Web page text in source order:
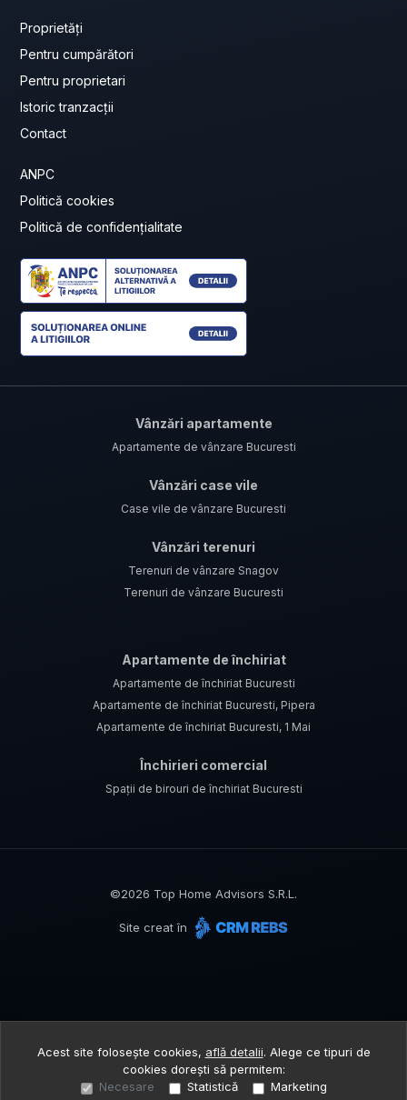
Proprietăți
Pentru cumpărători
Pentru proprietari
Istoric tranzacții
Contact
ANPC
Politică cookies
Politică de confidențialitate
Vânzări apartamente
Apartamente de vânzare Bucuresti
Vânzări case vile
Case vile de vânzare Bucuresti
Vânzări terenuri
Terenuri de vânzare Snagov
Terenuri de vânzare Bucuresti
Apartamente de închiriat
Apartamente de închiriat Bucuresti
Apartamente de închiriat Bucuresti, Pipera
Apartamente de închiriat Bucuresti, 1 Mai
Închirieri comercial
Spații de birouri de închiriat Bucuresti
©2026 Top Home Advisors S.R.L.
Site creat în
Acest site folosește cookies, află detalii. Alege ce tipuri de
cookies dorești să permitem:
Necesare
Statistică Marketing